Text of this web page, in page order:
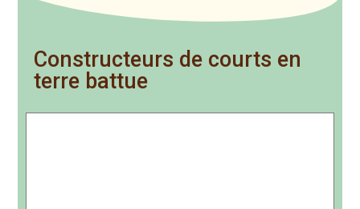
Constructeurs de courts en
terre battue